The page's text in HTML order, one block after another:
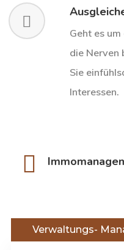
Geht es
die Nerven
Sie
Interessen.
Verwaltungs-